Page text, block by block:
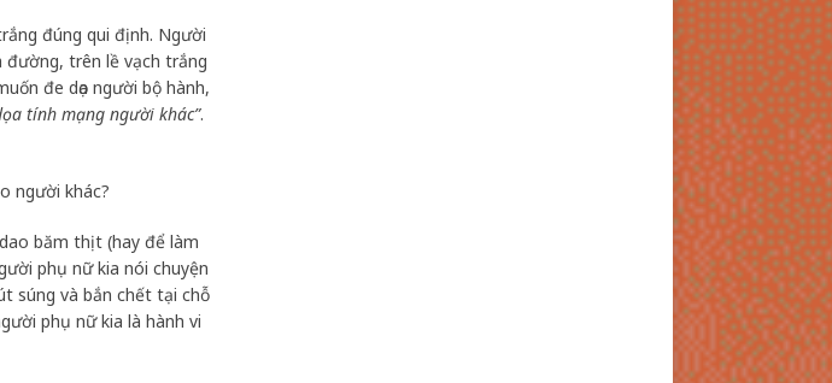
đúng qui định. Người
đường, trên lề vạch trắng
đe dọa người bộ hành,
tính mạng người khác”.
người khác?
băm thịt (hay để làm
phụ nữ kia nói chuyện
súng và bắn chết tại chỗ
phụ nữ kia là hành vi